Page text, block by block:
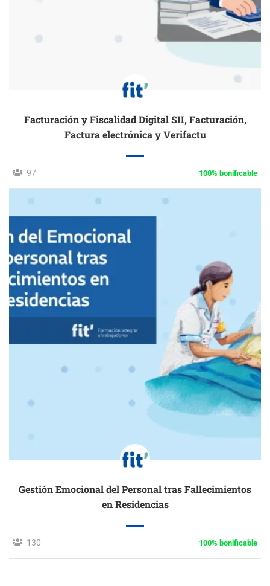
Facturación y Fiscalidad Digital SII, Facturación,
Factura electrónica y Verifactu
97 100% bonificable
Gestión Emocional del Personal tras Fallecimientos
en Residencias
130 100% bonificable